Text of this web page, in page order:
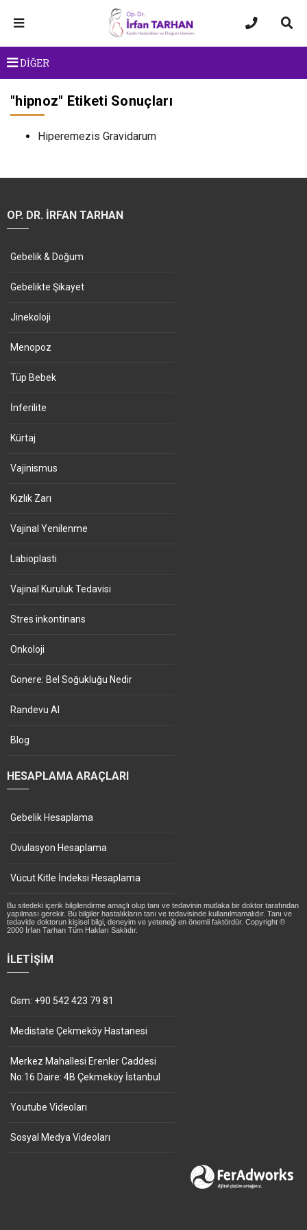
DİĞER
"hipnoz" Etiketi Sonuçları
Hiperemezis Gravidarum
OP. DR. İRFAN TARHAN
Gebelik & Doğum
Gebelikte Şikayet
Jinekoloji
Menopoz
Tüp Bebek
İnferilite
Kürtaj
Vajinismus
Kızlık Zarı
Vajinal Yenilenme
Labioplasti
Vajinal Kuruluk Tedavisi
Stres inkontinans
Onkoloji
Gonere: Bel Soğukluğu Nedir
Randevu Al
Blog
HESAPLAMA ARAÇLARI
Gebelik Hesaplama
Ovulasyon Hesaplama
Vücut Kitle İndeksi Hesaplama
Bu sitedeki içerik bilgilendirme amaçlı olup tanı ve tedavinin mutlaka bir doktor tarafından
yapılması gerekir. Bu bilgiler hastalıkların tanı ve tedavisinde kullanılmamalıdır. Tanı ve
tedavide doktorun kişisel bilgi, deneyim ve yeteneği en önemli faktördür. Copyright ©
2000 İrfan Tarhan Tüm Hakları Saklıdır.
İLETIŞIM
Gsm: +90 542 423 79 81
Medistate Çekmeköy Hastanesi
Merkez Mahallesi Erenler Caddesi
No:16 Daire: 4B Çekmeköy İstanbul
Youtube Videoları
Sosyal Medya Videoları